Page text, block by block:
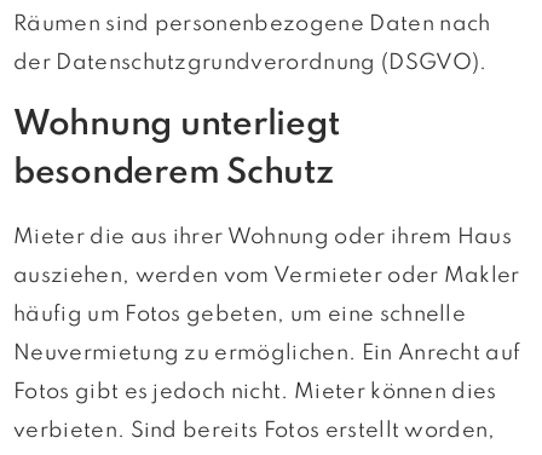
Räumen sind personenbezogene Daten nach
der Datenschutzgrundverordnung (DSGVO).
Wohnung unterliegt
besonderem Schutz
Mieter die aus ihrer Wohnung oder ihrem Haus
ausziehen, werden vom Vermieter oder Makler
häufig um Fotos gebeten, um eine schnelle
Neuvermietung zu ermöglichen. Ein Anrecht auf
Fotos gibt es jedoch nicht. Mieter können dies
verbieten. Sind bereits Fotos erstellt worden,